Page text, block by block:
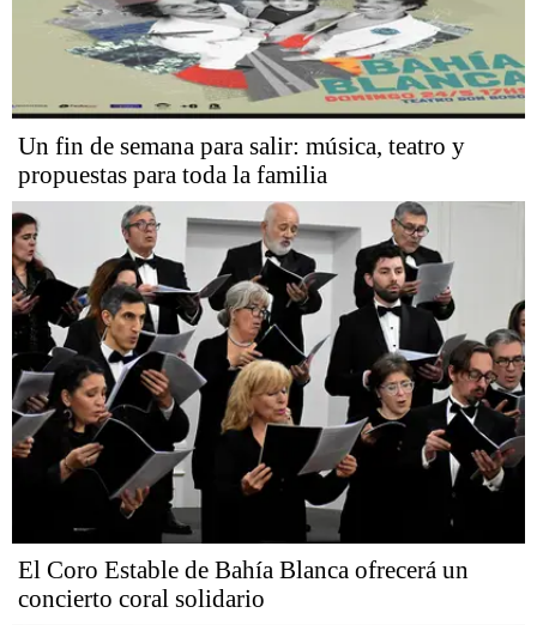
Un fin de semana para salir: música, teatro y
propuestas para toda la familia
El Coro Estable de Bahía Blanca ofrecerá un
concierto coral solidario